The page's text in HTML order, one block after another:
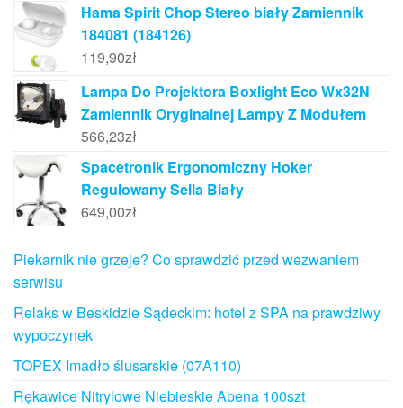
Hama Spirit Chop Stereo biały Zamiennik
184081 (184126)
119,90zł
Lampa Do Projektora Boxlight Eco Wx32N
Zamiennik Oryginalnej Lampy Z Modułem
566,23zł
Spacetronik Ergonomiczny Hoker
Regulowany Sella Biały
649,00zł
Piekarnik nie grzeje? Co sprawdzić przed wezwaniem
serwisu
Relaks w Beskidzie Sądeckim: hotel z SPA na prawdziwy
wypoczynek
TOPEX Imadło ślusarskie (07A110)
Rękawice Nitrylowe Niebieskie Abena 100szt